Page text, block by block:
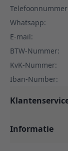
Whatsapp:
E-mail:
BTW-Nummer:
KvK-Nummer:
Iban-Number:
Informatie